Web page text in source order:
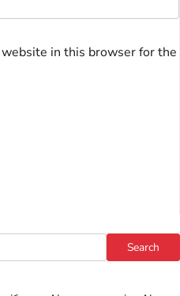
website in this browser for the
Search